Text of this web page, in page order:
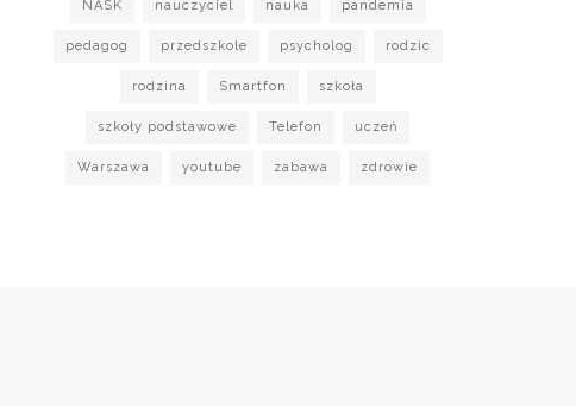
NASK nauczyciel nauka pandemia
pedagog przedszkole psycholog rodzic
rodzina Smartfon szkoła
szkoły podstawowe Telefon uczeń
Warszawa youtube zabawa zdrowie